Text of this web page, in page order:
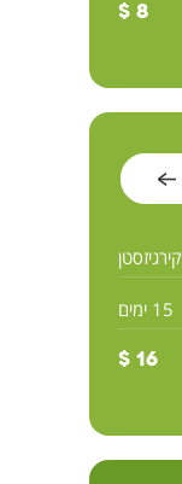
8 $
קירגיזסטן
15 ימים
16 $